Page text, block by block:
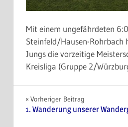
Mit einem ungefährdeten
Steinfeld/Hausen-Rohrbach
Jungs die vorzeitige
Kreisliga (Gruppe 2/
Vorheriger Beitrag
1. Wanderung unserer